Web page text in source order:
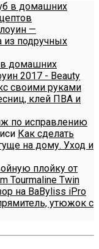
в домашних
—
из подручных
домашних
2017 - Beauty
своими руками
клей ПВА и
по исправлению
Как сделать
на дому. Уход и
плойку от
Tourmaline Twin
на BaByliss iPro
утюжок с